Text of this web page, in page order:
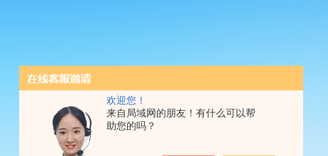
欢迎您！
来自局域网的朋友！有什么可以帮
助您的吗？